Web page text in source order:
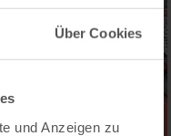
Über Cookies
und Anzeigen zu